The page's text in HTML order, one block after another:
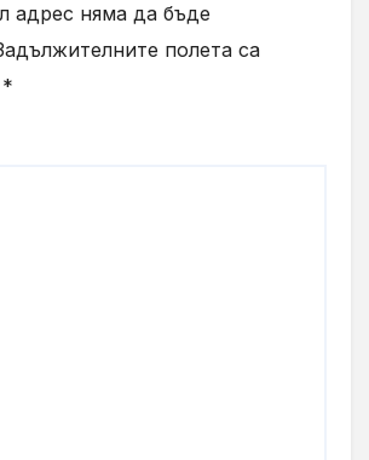
адрес няма да бъде
полета са
*